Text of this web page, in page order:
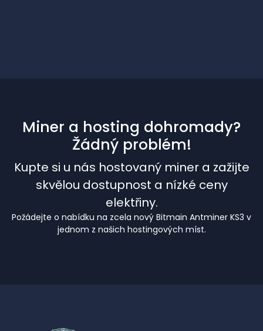
Miner a hosting dohromady?
Žádný problém!
Kupte si u nás hostovaný miner a zažijte
skvělou dostupnost a nízké ceny
elektřiny.
Požádejte o nabídku na zcela nový Bitmain Antminer KS3 v
jednom z našich hostingových míst.